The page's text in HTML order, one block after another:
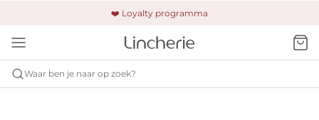
❤️ Loyalty programma
🚚 Gratis verzending & retour
🔒 Altijd veilig betalen
Waar ben je naar op zoek?